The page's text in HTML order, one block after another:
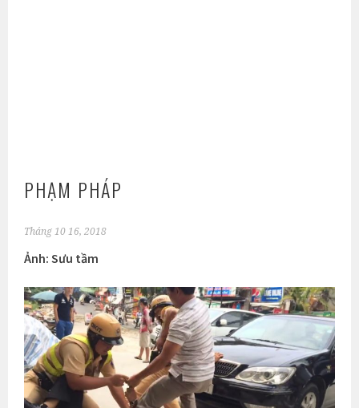
PHẠM PHÁP
Tháng 10 16, 2018
Ảnh: Sưu tầm